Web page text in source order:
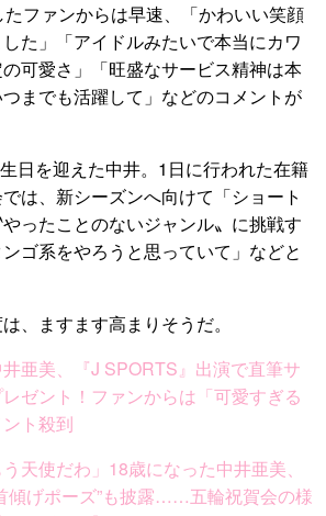
ファンからは早速、「かわいい笑顔
た」「アイドルみたいで本当にカワ
可愛さ」「旺盛なサービス精神は本
までも活躍して」などのコメントが
日を迎えた中井。1日に行われた在籍
は、新シーズンへ向けて「ショート
ったことのないジャンル〟に挑戦す
ゴ系をやろうと思っていて」などと
、ますます高まりそうだ。
亜美、『J SPORTS』出演で直筆サ
ゼント！ファンからは「可愛すぎる
ト殺到
天使だわ」18歳になった中井亜美、
傾げポーズ”も披露……五輪祝賀会の様